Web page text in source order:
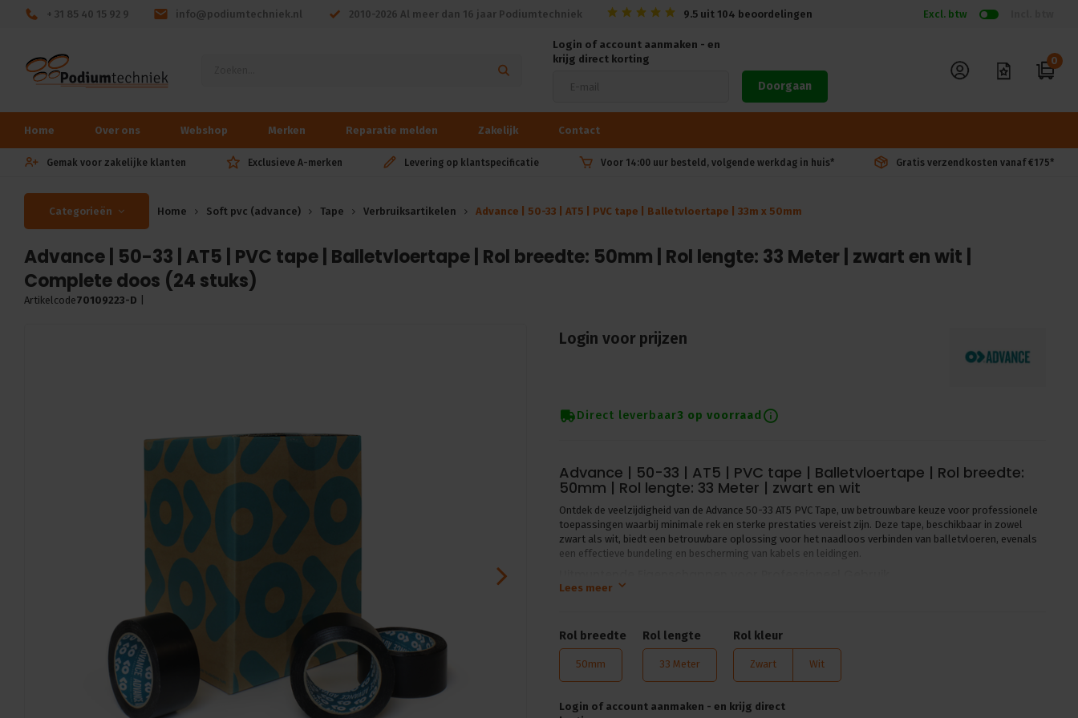
+ 31 85 40 15 92 9 info@podiumtechniek.nl 2010-2026 Al meer dan 16 jaar Podiumtechniek 9.5 uit 104 beoordelingen Excl. btw
Login of account aanmaken - en
krijg direct korting
Doorgaan
0
Home Over ons Webshop Merken Reparatie melden Zakelijk Contact
Gemak voor zakelijke klanten Exclusieve A-merken Levering op klantspecificatie Voor 14:00 uur besteld, volgende werkdag in huis* Gratis verzendkosten vanaf €175*
Categorieën Home Soft pvc (advance) Tape Verbruiksartikelen Advance | 50-33 | AT5 | PVC tape | Balletvloertape | 33m x 50mm
Advance | 50-33 | AT5 | PVC tape | Balletvloertape | Rol breedte: 50mm | Rol lengte: 33 Meter | zwart en wit |
Complete doos (24 stuks)
Artikelcode70109223-D
Login voor prijzen
Direct leverbaar3 op voorraad
Advance | 50-33 | AT5 | PVC tape | Balletvloertape | Rol breedte:
50mm | Rol lengte: 33 Meter | zwart en wit
Ontdek de veelzijdigheid van de Advance 50-33 AT5 PVC Tape, uw betrouwbare keuze voor professionele
toepassingen waarbij minimale rek en sterke prestaties vereist zijn. Deze tape, beschikbaar in zowel
zwart als wit, biedt een betrouwbare oplossing voor het naadloos verbinden van balletvloeren, evenals
een effectieve bundeling en bescherming van kabels en leidingen.
geschikt maakt voor buitengebruik. De heldere, op solvent gebaseerde rubber-hars kleefstof zorgt voor
een goede directe hechting aan zowel staal als zichzelf, waardoor deze tape een praktische optie is voor
diverse toepassingen.
De AT5 tape is ontworpen om te presteren onder zware omstandigheden, met een breekbelasting van 23
Lees meer
Rol breedte
50mm
Rol lengte
33 Meter
Rol kleur
Zwart Wit
Login of account aanmaken - en krijg direct